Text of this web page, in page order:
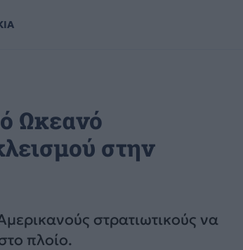
Ωκεανό
στην
στρατιωτικούς να
πλοίο.